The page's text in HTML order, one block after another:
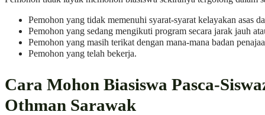
Pemohon yang tidak memenuhi syarat-syarat kelayakan asas
Pemohon yang sedang mengikuti program secara jarak jauh
Pemohon yang masih terikat dengan mana-mana badan
Pemohon yang telah bekerja.
Cara Mohon Biasiswa Pasca-
Othman Sarawak